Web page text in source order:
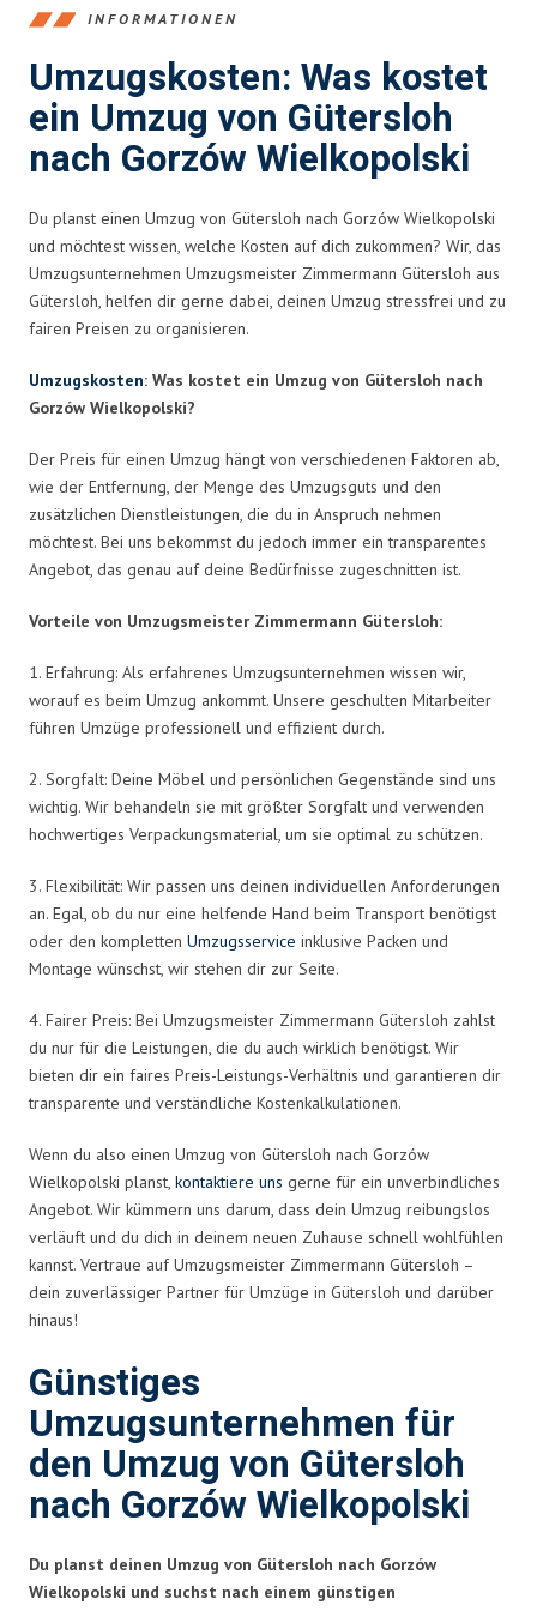
INFORMATIONEN
Umzugskosten: Was kostet
ein Umzug von Gütersloh
nach Gorzów Wielkopolski
Du planst einen Umzug von Gütersloh nach Gorzów Wielkopolski
und möchtest wissen, welche Kosten auf dich zukommen? Wir, das
Umzugsunternehmen Umzugsmeister Zimmermann Gütersloh aus
Gütersloh, helfen dir gerne dabei, deinen Umzug stressfrei und zu
fairen Preisen zu organisieren.
Umzugskosten: Was kostet ein Umzug von Gütersloh nach
Gorzów Wielkopolski?
Der Preis für einen Umzug hängt von verschiedenen Faktoren ab,
wie der Entfernung, der Menge des Umzugsguts und den
zusätzlichen Dienstleistungen, die du in Anspruch nehmen
möchtest. Bei uns bekommst du jedoch immer ein transparentes
Angebot, das genau auf deine Bedürfnisse zugeschnitten ist.
Vorteile von Umzugsmeister Zimmermann Gütersloh:
1. Erfahrung: Als erfahrenes Umzugsunternehmen wissen wir,
worauf es beim Umzug ankommt. Unsere geschulten Mitarbeiter
führen Umzüge professionell und effizient durch.
2. Sorgfalt: Deine Möbel und persönlichen Gegenstände sind uns
wichtig. Wir behandeln sie mit größter Sorgfalt und verwenden
hochwertiges Verpackungsmaterial, um sie optimal zu schützen.
3. Flexibilität: Wir passen uns deinen individuellen Anforderungen
an. Egal, ob du nur eine helfende Hand beim Transport benötigst
oder den kompletten Umzugsservice inklusive Packen und
Montage wünschst, wir stehen dir zur Seite.
4. Fairer Preis: Bei Umzugsmeister Zimmermann Gütersloh zahlst
du nur für die Leistungen, die du auch wirklich benötigst. Wir
bieten dir ein faires Preis-Leistungs-Verhältnis und garantieren dir
transparente und verständliche Kostenkalkulationen.
Wenn du also einen Umzug von Gütersloh nach Gorzów
Wielkopolski planst, kontaktiere uns gerne für ein unverbindliches
Angebot. Wir kümmern uns darum, dass dein Umzug reibungslos
verläuft und du dich in deinem neuen Zuhause schnell wohlfühlen
kannst. Vertraue auf Umzugsmeister Zimmermann Gütersloh –
dein zuverlässiger Partner für Umzüge in Gütersloh und darüber
hinaus!
Günstiges
Umzugsunternehmen für
den Umzug von Gütersloh
nach Gorzów Wielkopolski
Du planst deinen Umzug von Gütersloh nach Gorzów
Wielkopolski und suchst nach einem günstigen